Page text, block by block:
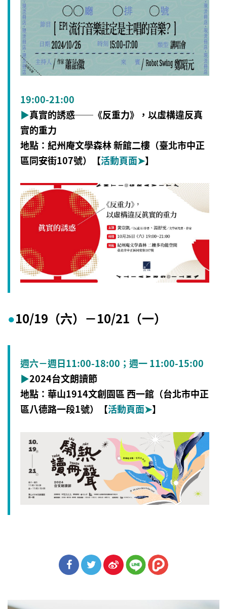
19:00-21:00
▶真實的誘惑──《反重力》，以虛構違反真
實的重力
地點：紀州庵文學森林 新館二樓（臺北市中正
區同安街107號）【活動頁面➤】
●10/19（六）－10/21（一）
週六－週日11:00-18:00；週一 11:00-15:00
▶2024台文朗讀節
地點：華山1914文創園區 西一館（台北市中正
區八德路一段1號）【活動頁面➤】